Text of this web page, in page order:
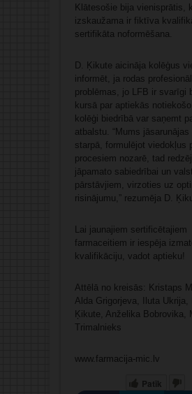
Klātesošie bija vienisprātis,
izskaužama ir fiktīva
sertifikāta noformēšana.
D. Ķikute aicināja kolēģus
informēt, ja rodas
problēmas, jo LFB ir svarīgi
kursā par aptiekās
kolēģi biedrībā var saņemt
atbalstu. “Mums jāsarunājas
starpā, formulējot viedokļus
procesiem nozarē, tad
jāpamato sabiedrībai un
pārstāvjiem, virzoties uz
risinājumu,” rezumēja D.
Lai jaunajiem sertificētajiem
farmaceitiem ir iespēja
kvalifikāciju, vadot aptieku!
Attēlā no kreisās: Kristaps
Alda Grigorjeva, Iluta Ukrija,
Ķikute, Anželika Bobrovika,
Trimalnieks
www.farmacija-mic.lv
Patīk